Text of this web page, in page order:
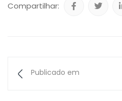
Compartilhar:
Publicado em